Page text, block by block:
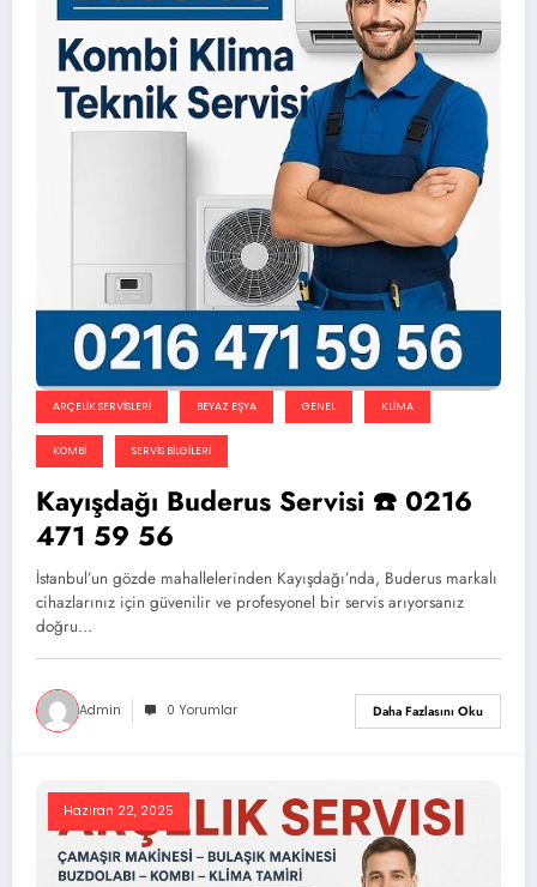
ARÇELIK SERVISLERI BEYAZ EŞYA GENEL KLIMA
KOMBI SERVIS BILGILERI
Kayışdağı Buderus Servisi ☎️ 0216
471 59 56
İstanbul’un gözde mahallelerinden Kayışdağı’nda, Buderus markalı
cihazlarınız için güvenilir ve profesyonel bir servis arıyorsanız
doğru…
Admin 0 Yorumlar Daha Fazlasını Oku
Haziran 22, 2025